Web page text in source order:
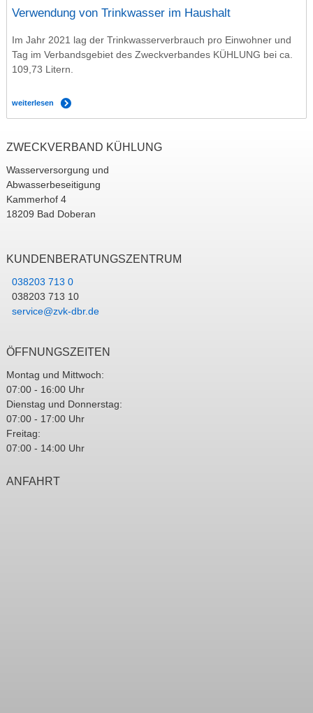
Verwendung von Trinkwasser im Haushalt
Im Jahr 2021 lag der Trinkwasserverbrauch pro Einwohner und
Tag im Verbandsgebiet des Zweckverbandes KÜHLUNG bei ca.
109,73 Litern.
weiterlesen
ZWECKVERBAND KÜHLUNG
Wasserversorgung und
Abwasserbeseitigung
Kammerhof 4
18209 Bad Doberan
KUNDENBERATUNGSZENTRUM
038203 713 0
038203 713 10
service@zvk-dbr.de
ÖFFNUNGSZEITEN
Montag und Mittwoch:
07:00 - 16:00 Uhr
Dienstag und Donnerstag:
07:00 - 17:00 Uhr
Freitag:
07:00 - 14:00 Uhr
ANFAHRT